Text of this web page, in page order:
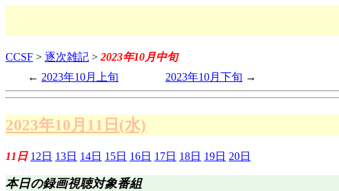
CCSF > 逐次雑記 >2023年10月中旬
2023年10月上旬
2023年10月下旬
2023年10月11日(水)
11日 12日 13日 14日 15日 16日 17日 18日 19日 20日
本日の録画視聴対象番組